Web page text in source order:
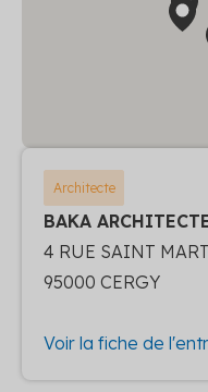
Architecte
BAKA
4 RUE SAINT
95000 CERGY
Voir la fiche de